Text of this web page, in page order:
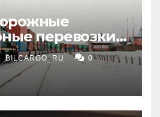
перевозки
Россию:
и
BILCARGO_RU 0